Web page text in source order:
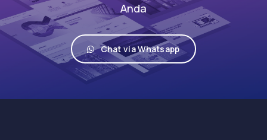
Anda
Chat via Whatsapp